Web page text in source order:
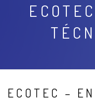
ECOTEC –